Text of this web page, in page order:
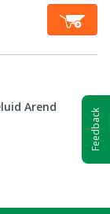
Arend
Feedback